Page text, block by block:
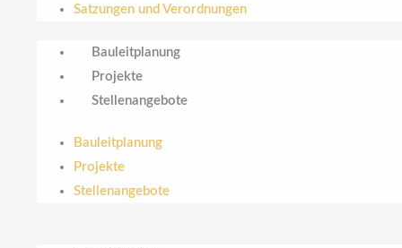
Satzungen und Verordnungen
Bauleitplanung
Projekte
Stellenangebote
Bauleitplanung
Projekte
Stellenangebote